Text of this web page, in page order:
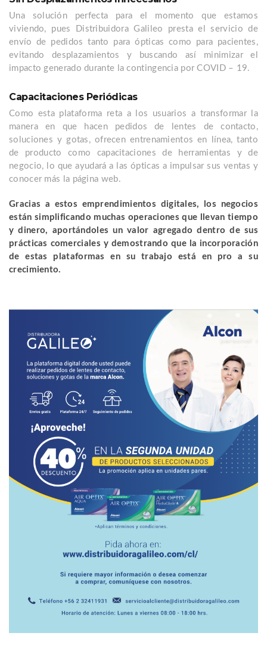
Una solución perfecta para el momento que estamos
viviendo, pues Distribuidora Galileo presta el servicio de
envío de pedidos tanto para ópticas como para pacientes,
evitando desplazamientos y buscando así minimizar el
impacto generado durante la contingencia por COVID – 19.
Capacitaciones Periódicas
Como esta plataforma reta a los usuarios a transformar la
manera en que hacen pedidos de lentes de contacto,
soluciones y gotas, ofrecen entrenamientos en línea, tanto
de producto como capacitaciones de herramientas y de
negocio, lo que ayudará a las ópticas a impulsar sus ventas y
conocer más la página web.
Gracias a estos emprendimientos digitales, los negocios
están simplificando muchas operaciones que llevan tiempo
y dinero, aportándoles un valor agregado dentro de sus
prácticas comerciales y demostrando que la incorporación
de estas plataformas en su trabajo está en pro a su
crecimiento.